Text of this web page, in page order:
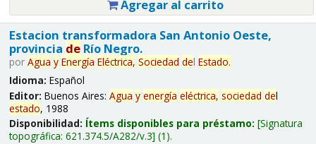
Agregar al carrito
Estacion transformadora San Antonio Oeste,
provincia deRío Negro.
por Agua y Energía Eléctrica, Sociedad del Estado.
Idioma: Español
Editor: Buenos Aires: Agua y energía eléctrica, sociedad del
estado, 1988
Disponibilidad: Ítems disponibles para préstamo: Signatura
topográfica: 621.374.5/A282/v.3 (1).